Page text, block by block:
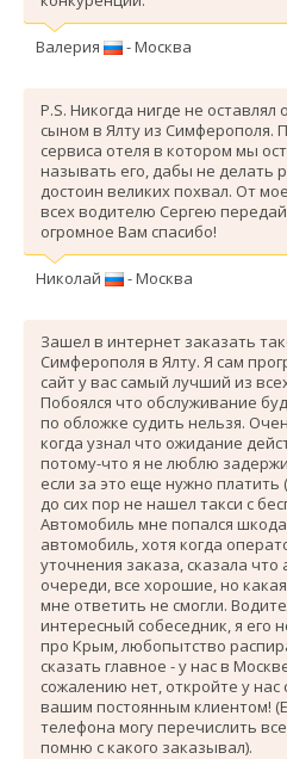
Валерия - Москва
P.S. Никогда нигде не
сыном в Ялту из Симферополя.
сервиса отеля в котором мы
называть его, дабы не делать
достоин великих похвал. От
всех водителю Сергею
огромное Вам спасибо!
Николай - Москва
Зашел в интернет заказать
Симферополя в Ялту. Я сам
сайт у вас самый лучший из
Побоялся что обслуживание
по обложке судить нельзя.
когда узнал что ожидание
потому-что я не люблю
если за это еще нужно
до сих пор не нашел такси с
Автомобиль мне попался
автомобиль, хотя когда
уточнения заказа, сказала
очереди, все хорошие, но
мне ответить не смогли.
интересный собеседник, я его
про Крым, любопытство
сказать главное - у нас в
сожалению нет, откройте у нас
вашим постоянным клиентом!
телефона могу перечислить
помню с какого заказывал).